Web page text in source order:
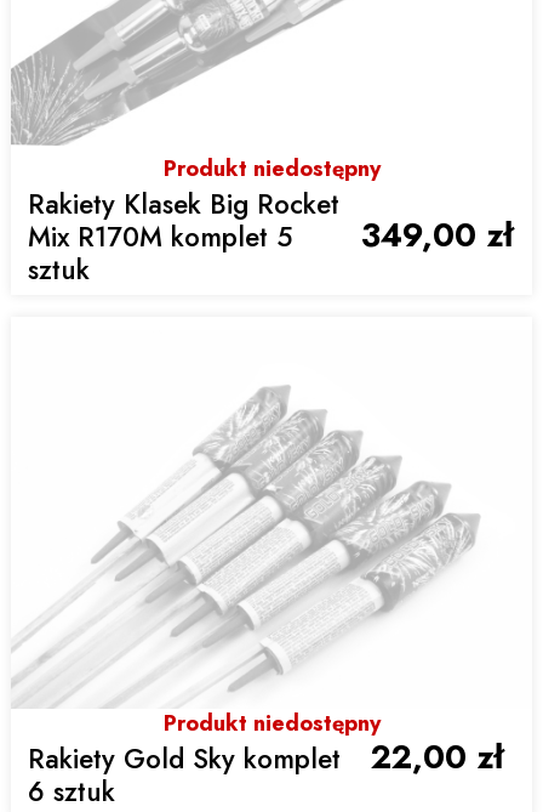
Produkt niedostępny
Rakiety Klasek Big Rocket
Mix R170M komplet 5
sztuk
349,00 zł
Produkt niedostępny
Rakiety Gold Sky komplet
6 sztuk
22,00 zł